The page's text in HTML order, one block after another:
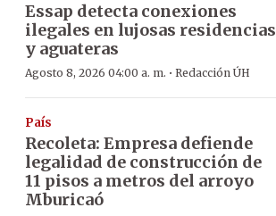
Essap detecta conexiones
ilegales en lujosas residencias
y aguateras
Agosto 8, 2026 04:00 a. m. · Redacción ÚH
País
Recoleta: Empresa defiende
legalidad de construcción de
11 pisos a metros del arroyo
Mburicaó